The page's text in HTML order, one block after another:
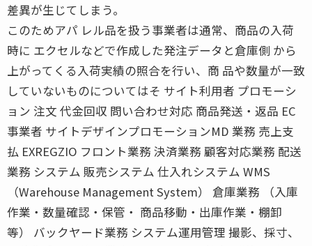
差異が生じてしまう。
このためアパ レル品を扱う事業者は通常、商品の入荷
時に エクセルなどで作成した発注データと倉庫側 から
上がってくる入荷実績の照合を行い、商 品や数量が一致
していないものについてはそ サイト利用者 プロモーシ
ョン 注文 代金回収 問い合わせ対応 商品発送・返品 EC
事業者 サイトデザインプロモーションMD 業務 売上支
払 EXREGZIO フロント業務 決済業務 顧客対応業務 配送
業務 システム 販売システム 仕入れシステム WMS
（Warehouse Management System） 倉庫業務 （入庫
作業・数量確認・保管・ 商品移動・出庫作業・棚卸
等） バックヤード業務 システム運用管理 撮影、採寸、